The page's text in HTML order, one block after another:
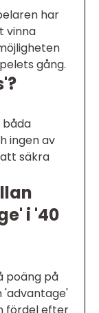
har
vinna
gång.
båda
ingen av
säkra
i '40
poäng på
'advantage'
fördel efter